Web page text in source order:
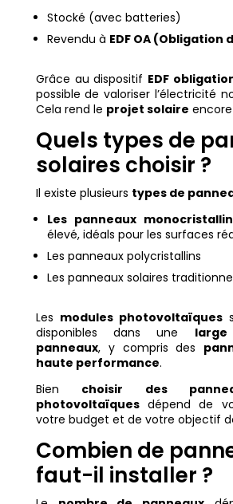
Stocké (avec batteries)
Revendu à EDF OA (Obligation
Grâce au dispositif EDF
possible de valoriser l’électricité
Cela rend le projet solaire
Quels types de
solaires choisir ?
Il existe plusieurs types de
Les panneaux
élevé, idéals pour les surfaces
Les panneaux polycristallins
Les panneaux solaires
Les modules photovoltaïques
disponibles dans une
panneaux, y compris des
haute performance.
Bien choisir des
photovoltaïquesdépend de
votre budget et de votre objectif
Combien de
faut-il installer ?